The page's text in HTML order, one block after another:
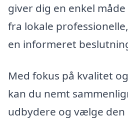
giver dig en enkel
fra lokale
en informeret
Med fokus på kvalitet
kan du nemt
udbydere og vælge den